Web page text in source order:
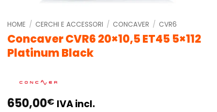
HOME / CERCHI E ACCESSORI / CONCAVER / CVR6
Concaver CVR6 20×10,5 ET45 5×112
Platinum Black
650,00€ IVA incl.